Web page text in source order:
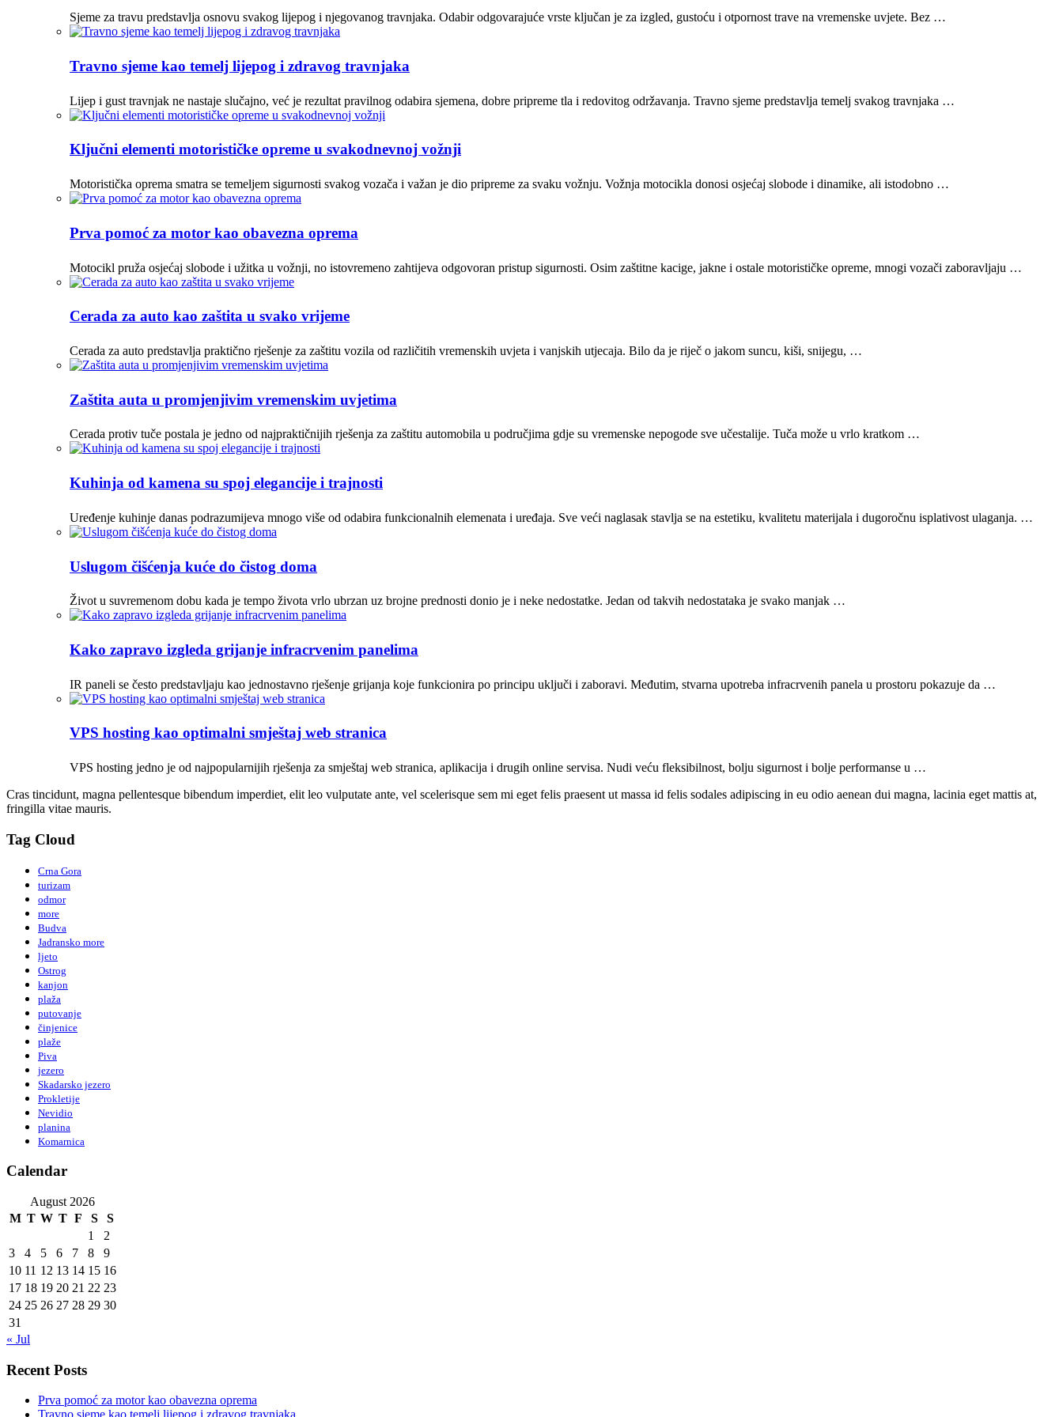
Sjeme za travu predstavlja osnovu svakog lijepog i njegovanog travnjaka. Odabir odgovarajuće vrste ključan je za izgled, gustoću i otpornost trave na vremenske uvjete. Bez …
Travno sjeme kao temelj lijepog i zdravog travnjaka
Lijep i gust travnjak ne nastaje slučajno, već je rezultat pravilnog odabira sjemena, dobre pripreme tla i redovitog održavanja. Travno sjeme predstavlja temelj svakog travnjaka …
Ključni elementi motorističke opreme u svakodnevnoj vožnji
Motoristička oprema smatra se temeljem sigurnosti svakog vozača i važan je dio pripreme za svaku vožnju. Vožnja motocikla donosi osjećaj slobode i dinamike, ali istodobno …
Prva pomoć za motor kao obavezna oprema
Motocikl pruža osjećaj slobode i užitka u vožnji, no istovremeno zahtijeva odgovoran pristup sigurnosti. Osim zaštitne kacige, jakne i ostale motorističke opreme, mnogi vozači zaboravljaju …
Cerada za auto kao zaštita u svako vrijeme
Cerada za auto predstavlja praktično rješenje za zaštitu vozila od različitih vremenskih uvjeta i vanjskih utjecaja. Bilo da je riječ o jakom suncu, kiši, snijegu, …
Zaštita auta u promjenjivim vremenskim uvjetima
Cerada protiv tuče postala je jedno od najpraktičnijih rješenja za zaštitu automobila u područjima gdje su vremenske nepogode sve učestalije. Tuča može u vrlo kratkom …
Kuhinja od kamena su spoj elegancije i trajnosti
Uređenje kuhinje danas podrazumijeva mnogo više od odabira funkcionalnih elemenata i uređaja. Sve veći naglasak stavlja se na estetiku, kvalitetu materijala i dugoročnu isplativost ulaganja. …
Uslugom čišćenja kuće do čistog doma
Život u suvremenom dobu kada je tempo života vrlo ubrzan uz brojne prednosti donio je i neke nedostatke. Jedan od takvih nedostataka je svako manjak …
Kako zapravo izgleda grijanje infracrvenim panelima
IR paneli se često predstavljaju kao jednostavno rješenje grijanja koje funkcionira po principu uključi i zaboravi. Međutim, stvarna upotreba infracrvenih panela u prostoru pokazuje da …
VPS hosting kao optimalni smještaj web stranica
VPS hosting jedno je od najpopularnijih rješenja za smještaj web stranica, aplikacija i drugih online servisa. Nudi veću fleksibilnost, bolju sigurnost i bolje performanse u …
Cras tincidunt, magna pellentesque bibendum imperdiet, elit leo vulputate ante, vel scelerisque sem mi eget felis praesent ut massa id felis sodales adipiscing in eu odio aenean dui magna, lacinia eget mattis at,
fringilla vitae mauris.
Tag Cloud
Crna Gora
turizam
odmor
more
Budva
Jadransko more
ljeto
Ostrog
kanjon
plaža
putovanje
činjenice
plaže
Piva
jezero
Skadarsko jezero
Prokletije
Nevidio
planina
Komarnica
Calendar
August 2026
M T W T F S
S
1
2
3
4 5 6 7 8
9
10 11 12 13 14 15 16
17 18 19 20 21 22 23
24 25 26 27 28 29 30
31
« Jul
Recent Posts
Prva pomoć za motor kao obavezna oprema